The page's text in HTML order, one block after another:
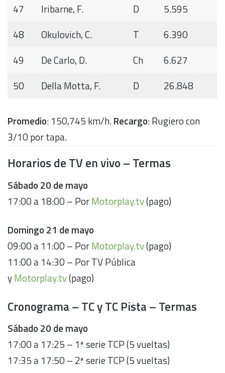
47
Iribarne, F. D
5.595
48
Okulovich, C. T
6.390
49
De Carlo, D. Ch
6.627
50
Della Motta, F. D 26.848
Promedio: 150,745 km/h.Recargo: Rugiero con
3/10 por tapa.
Horarios de TV en vivo – Termas
Sábado 20 de mayo
17:00 a 18:00 – PorMotorplay.tv(pago)
Domingo 21 de mayo
09:00 a 11:00 – PorMotorplay.tv(pago)
11:00 a 14:30 – Por TV Pública
yMotorplay.tv(pago)
Cronograma – TC y TC Pista – Termas
Sábado 20 de mayo
17:00 a 17:25 – 1ª serie TCP (5 vueltas)
17:35 a 17:50 – 2ª serie TCP (5 vueltas)